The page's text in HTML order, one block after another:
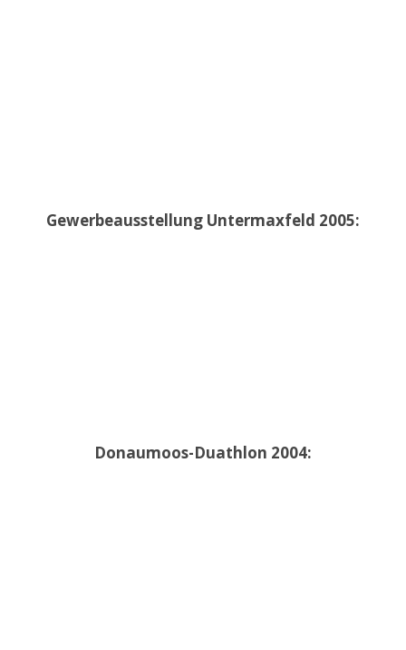
Gewerbeausstellung Untermaxfeld 2005:
Donaumoos-Duathlon 2004: